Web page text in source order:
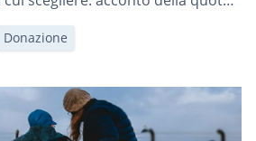
o prestito familiare. Ogni opzione
e fiscali diverse.
Donazione